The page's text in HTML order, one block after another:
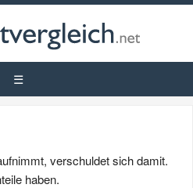
verschuldet sich damit.
haben.